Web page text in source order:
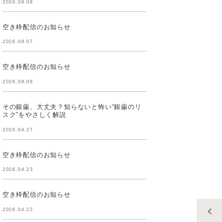
2026.08.08
空き枠配信のお知らせ
2026.08.07
空き枠配信のお知らせ
2026.08.06
その銀歯、大丈夫？知らないと怖い“銀歯のリ
スク”をやさしく解説
2026.04.27
空き枠配信のお知らせ
2026.04.23
空き枠配信のお知らせ
2026.04.22